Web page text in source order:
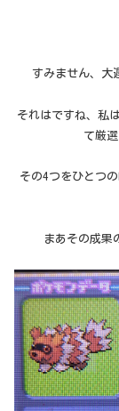
すみません、大
それはですね、私
て厳
その4つをひとつ
まあその成果